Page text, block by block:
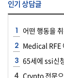
인기 상담글
어떤 행동을
Medical RFE
65세에 ssi신
Crypto 전문으